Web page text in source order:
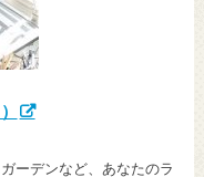
ーデンなど、あなたのラ